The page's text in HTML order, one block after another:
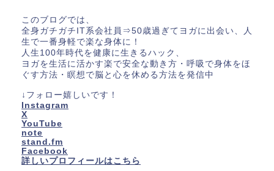
このブログでは、
全身ガチガチIT系会社員⇒50歳過ぎてヨガに出会い、人
生で一番身軽で楽な身体に！
人生100年時代を健康に生きるハック、
ヨガを生活に活かす楽で安全な動き方・呼吸で身体をほ
ぐす方法・瞑想で脳と心を休める方法を発信中
↓フォロー嬉しいです！
Instagram
X
YouTube
note
stand.fm
Facebook
詳しいプロフィールはこちら